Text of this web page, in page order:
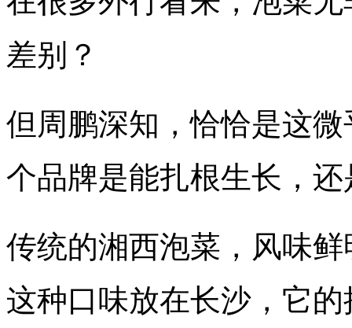
差别？
但周鹏深知，恰恰是这
个品牌是能扎根生长，
传统的湘西泡菜，风味
这种口味放在长沙，它